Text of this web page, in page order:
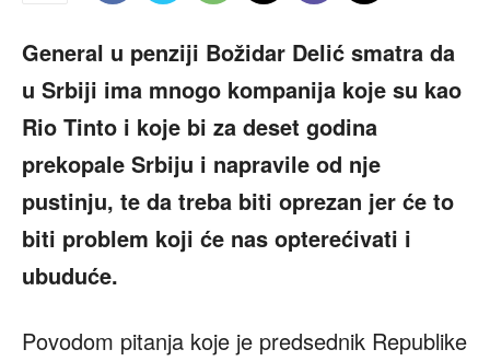
General u penziji Božidar Delić smatra da
u Srbiji ima mnogo kompanija koje su kao
Rio Tinto i koje bi za deset godina
prekopale Srbiju i napravile od nje
pustinju, te da treba biti oprezan jer će to
biti problem koji će nas opterećivati i
ubuduće.
Povodom pitanja koje je predsednik Republike